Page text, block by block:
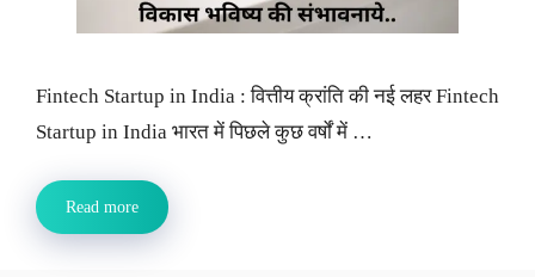
Fintech Startup in India : वित्तीय क्रांति की नई लहर Fintech
Startup in India भारत में पिछले कुछ वर्षों में …
Read more